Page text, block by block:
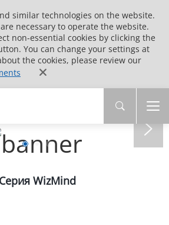
similar technologies on the website.
necessary to operate the website.
non-essential cookies by clicking the
You can change your settings at
the cookies, please review our
Серия WizMind